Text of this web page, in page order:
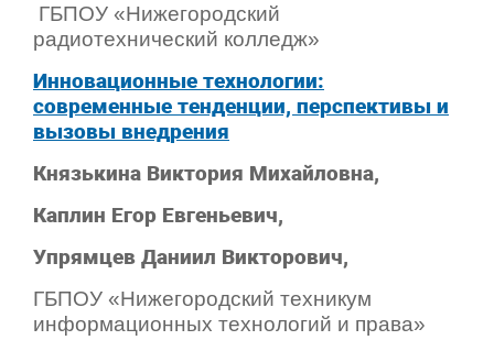
ГБПОУ «Нижегородский
радиотехнический колледж»
Инновационные технологии:
современные тенденции, перспективы и
вызовы внедрения
Князькина Виктория Михайловна,
Каплин Егор Евгеньевич,
Упрямцев Даниил Викторович,
ГБПОУ «Нижегородский техникум
информационных технологий и права»